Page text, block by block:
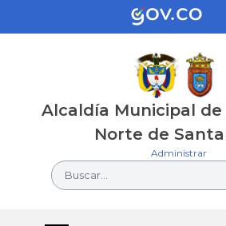
Alcaldía Municipal de
Norte de
Administrar
Buscar...